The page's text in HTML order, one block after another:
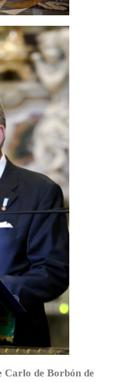
Carlo de Borbón de